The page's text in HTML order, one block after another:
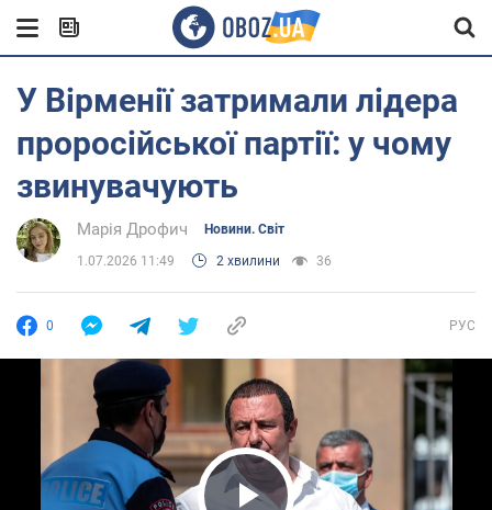
У Вірменії затримали лідера
проросійської партії: у чому
звинувачують
Марія Дрофич Новини. Світ
1.07.2026 11:49 2 хвилини 36
0 РУС